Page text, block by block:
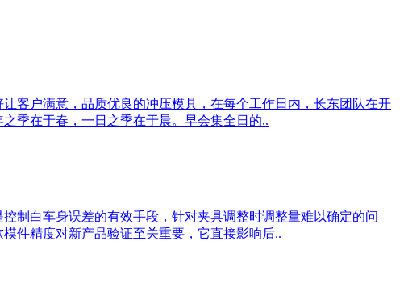
客户满意，品质优良的冲压模具，在每个工作日内，长东团队在开
季在于春，一日之季在于晨。早会集全日的..
制白车身误差的有效手段，针对夹具调整时调整量难以确定的问
件精度对新产品验证至关重要，它直接影响后..